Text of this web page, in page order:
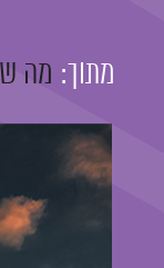
מתוך: מה